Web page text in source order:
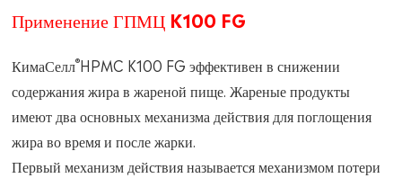
Применение ГПМЦ K100 FG
КимаСелл®HPMC K100 FG эффективен в снижении
содержания жира в жареной пище. Жареные продукты
имеют два основных механизма действия для поглощения
жира во время и после жарки.
Первый механизм действия называется механизмом потери